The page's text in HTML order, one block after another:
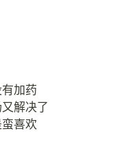
加药
解决了
喜欢